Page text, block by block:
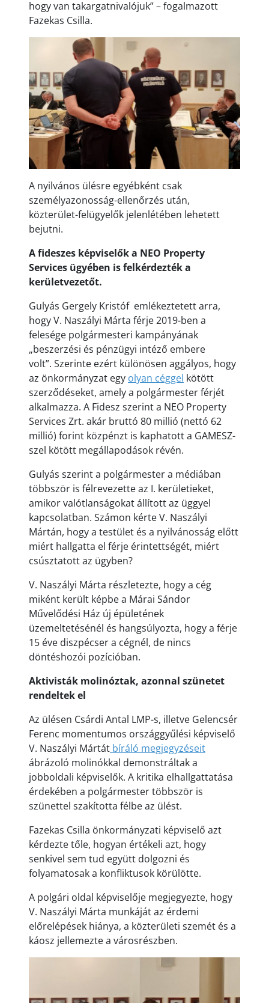
hogy van takargatnivalójuk” – fogalmazott
Fazekas Csilla.
A nyilvános ülésre egyébként csak
személyazonosság-ellenőrzés után,
közterület-felügyelők jelenlétében lehetett
bejutni.
A fideszes képviselők a NEO Property
Services ügyében is felkérdezték a
kerületvezetőt.
Gulyás Gergely Kristóf emlékeztetett arra,
hogy V. Naszályi Márta férje 2019-ben a
felesége polgármesteri kampányának
„beszerzési és pénzügyi intéző embere
volt”. Szerinte ezért különösen aggályos, hogy
az önkormányzat egy olyan céggel kötött
szerződéseket, amely a polgármester férjét
alkalmazza. A Fidesz szerint a NEO Property
Services Zrt. akár bruttó 80 millió (nettó 62
millió) forint közpénzt is kaphatott a GAMESZ-
szel kötött megállapodások révén.
Gulyás szerint a polgármester a médiában
többször is félrevezette az I. kerületieket,
amikor valótlanságokat állított az üggyel
kapcsolatban. Számon kérte V. Naszályi
Mártán, hogy a testület és a nyilvánosság előtt
miért hallgatta el férje érintettségét, miért
csúsztatott az ügyben?
V. Naszályi Márta részletezte, hogy a cég
miként került képbe a Márai Sándor
Művelődési Ház új épületének
üzemeltetésénél és hangsúlyozta, hogy a férje
15 éve diszpécser a cégnél, de nincs
döntéshozói pozícióban.
Aktivisták molinóztak, azonnal szünetet
rendeltek el
Az ülésen Csárdi Antal LMP-s, illetve Gelencsér
Ferenc momentumos országgyűlési képviselő
V. Naszályi Mártát bíráló megjegyzéseit
ábrázoló molinókkal demonstráltak a
jobboldali képviselők. A kritika elhallgattatása
érdekében a polgármester többször is
szünettel szakította félbe az ülést.
Fazekas Csilla önkormányzati képviselő azt
kérdezte tőle, hogyan értékeli azt, hogy
senkivel sem tud együtt dolgozni és
folyamatosak a konfliktusok körülötte.
A polgári oldal képviselője megjegyezte, hogy
V. Naszályi Márta munkáját az érdemi
előrelépések hiánya, a közterületi szemét és a
káosz jellemezte a városrészben.